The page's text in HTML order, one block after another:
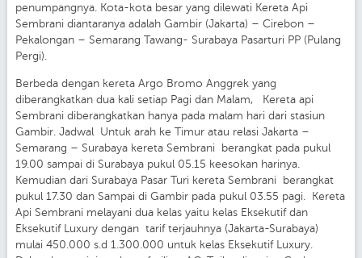
penumpangnya. Kota-kota besar yang dilewati Kereta Api
Sembrani diantaranya adalah Gambir (Jakarta) – Cirebon –
Pekalongan – Semarang Tawang- Surabaya Pasarturi PP (Pulang
Pergi).
Berbeda dengan kereta Argo Bromo Anggrek yang
diberangkatkan dua kali setiap Pagi dan Malam, Kereta api
Sembrani diberangkatkan hanya pada malam hari dari stasiun
Gambir. Jadwal Untuk arah ke Timur atau relasi Jakarta –
Semarang – Surabaya kereta Sembrani berangkat pada pukul
19.00 sampai di Surabaya pukul 05.15 keesokan harinya.
Kemudian dari Surabaya Pasar Turi kereta Sembrani berangkat
pukul 17.30 dan Sampai di Gambir pada pukul 03.55 pagi. Kereta
Api Sembrani melayani dua kelas yaitu kelas Eksekutif dan
Eksekutif Luxury dengan tarif terjauhnya (Jakarta-Surabaya)
mulai 450.000 s.d 1.300.000 untuk kelas Eksekutif Luxury.